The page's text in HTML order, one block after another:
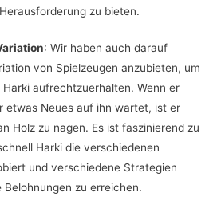
zu bieten.
: Wir haben auch darauf
von Spielzeugen anzubieten, um
aufrechtzuerhalten. Wenn er
etwas Neues auf ihn wartet, ist er
Holz zu nagen. Es ist faszinierend zu
Harki die verschiedenen
und verschiedene Strategien
zu erreichen.